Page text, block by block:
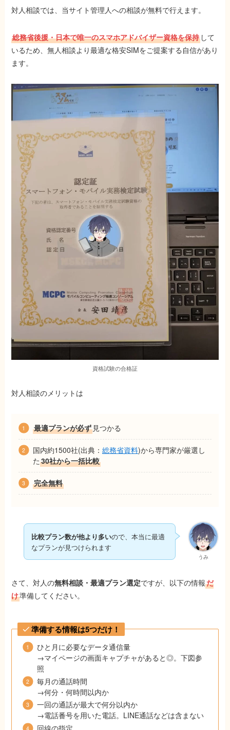
対人相談では、当サイト管理人への相談が無料で行えます。
総務省後援・日本で唯一のスマホアドバイザー資格を保持 して
いるため、無人相談より最適な格安SIMをご提案する自信があり
ます。
資格試験の合格証
対人相談のメリットは
最適プランが必ず 見つかる
国内約1500社(出典：総務省資料)から専門家が厳選し
た30社から一括比較
完全無料
うみ
比較プラン数が他より多いので、本当に最適
なプランが見つけられます
さて、対人の無料相談・最適プラン選定ですが、以下の情報だ
け準備してください。
準備する情報は5つだけ！
ひと月に必要なデータ通信量
→マイページの画面キャプチャがあると◎。下図参
照
毎月の通話時間
→何分・何時間以内か
一回の通話が最大で何分以内か
→電話番号を用いた電話。LINE通話などは含まない
回線の指定